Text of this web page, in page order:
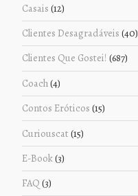
Casais (12)
Clientes Desagradáveis (40)
Clientes Que Gostei! (687)
Coach(4)
Contos Eróticos (15)
Curiouscat (15)
E-Book(3)
FAQ (3)